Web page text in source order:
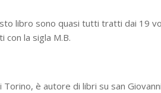
libro sono quasi tutti tratti dai 19
con la sigla M.B.
è autore di libri su san